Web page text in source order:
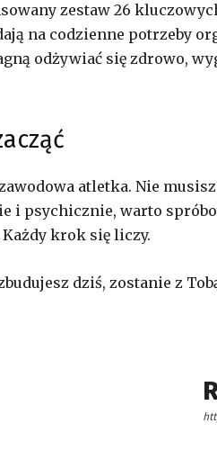
zestaw 26
na codzienne potrzeby
odżywiać się zdrowo,
atletka. Nie
i psychicznie, warto
krok się liczy.
dziś, zostanie z